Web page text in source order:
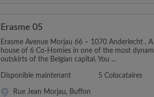
Erasme 05
Erasme Avenue Morjau 66 – 1070 Anderlecht ,
house of 6 Co-Homies in one of the most
outskirts of the Belgian capital. You ...
Disponible maintenant 5 Colocataires
Rue Jean Morjau, Buffon